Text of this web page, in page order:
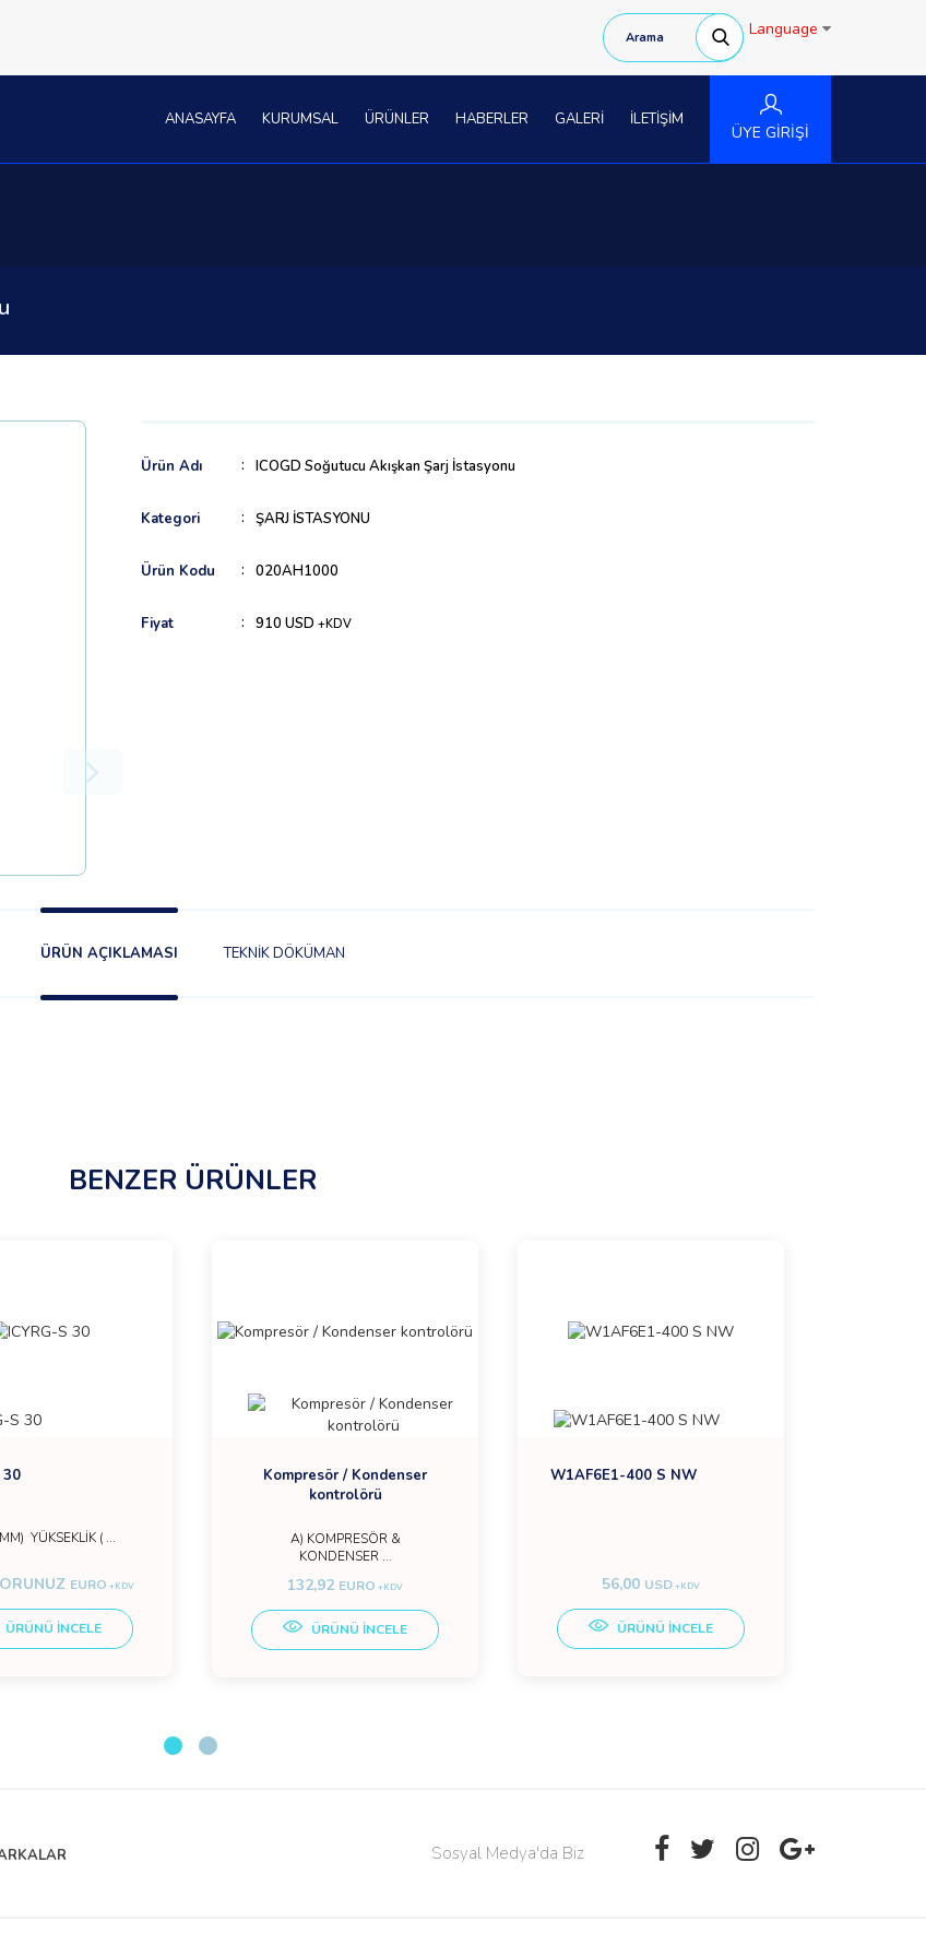
Language
ANASAYFA KURUMSAL ÜRÜNLER HABERLER GALERİ İLETİŞİM
ÜYE GİRİŞİ
Ürün Adı ICOGD Soğutucu Akışkan Şarj İstasyonu
Kategori ŞARJ İSTASYONU
Ürün Kodu 020AH1000
Fiyat 910 USD +KDV
ÜRÜN AÇIKLAMASI TEKNİK DÖKÜMAN
BENZER ÜRÜNLER
30
YÜKSEKLİK ( ...
EURO +KDV
ÜRÜNÜ İNCELE
Kompresör / Kondenser
kontrolörü
A) KOMPRESÖR &
KONDENSER ...
132,92 EURO +KDV
ÜRÜNÜ İNCELE
W1AF6E1-400 S NW
56,00 USD+KDV
ÜRÜNÜ İNCELE
Sosyal Medya'da Biz